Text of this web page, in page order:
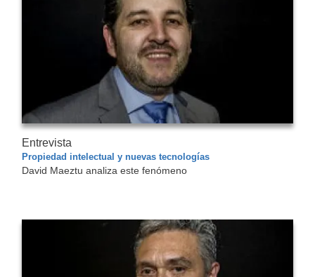
Entrevista
Propiedad intelectual y nuevas tecnologías
David Maeztu analiza este fenómeno